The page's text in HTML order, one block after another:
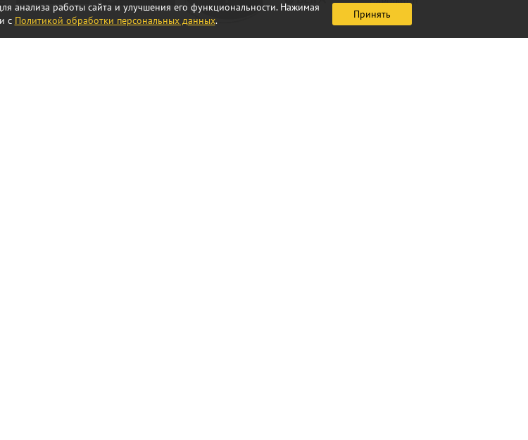
анализа работы сайта и улучшения его функциональности. Нажимая
с Политикой обработки персональных данных. Принять